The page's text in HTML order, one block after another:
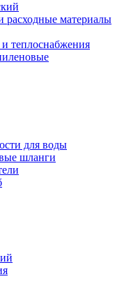
расходные материалы
теплоснабжения
для воды
шланги